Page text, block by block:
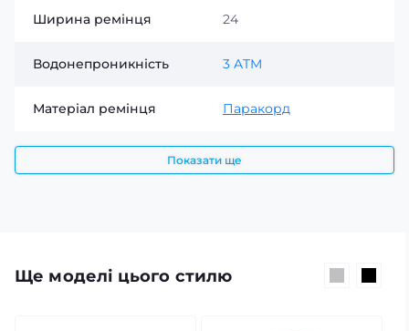
Ширина ремінця 24
Водонепроникність 3 ATM
Матеріал ремінця Паракорд
Показати ще
Ще моделі цього стилю